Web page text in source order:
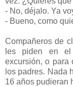
- No, déjalo. Ya
- Bueno, como
Compañeros de
les piden en
excursión, o para
los padres. Nada
16 años pudieran